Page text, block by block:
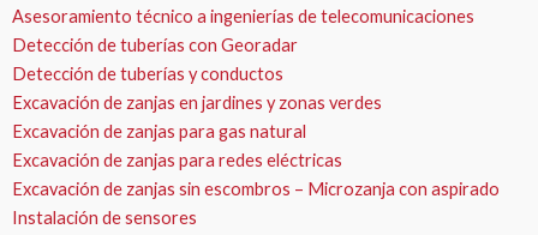
Asesoramiento técnico a ingenierías de telecomunicaciones
Detección de tuberías con Georadar
Detección de tuberías y conductos
Excavación de zanjas en jardines y zonas verdes
Excavación de zanjas para gas natural
Excavación de zanjas para redes eléctricas
Excavación de zanjas sin escombros – Microzanja con aspirado
Instalación de sensores